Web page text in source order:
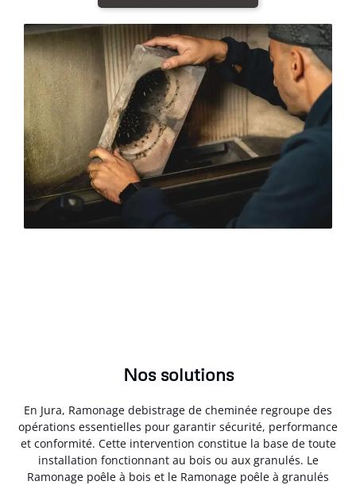
Nos solutions
En Jura, Ramonage debistrage de cheminée regroupe des
opérations essentielles pour garantir sécurité, performance
et conformité. Cette intervention constitue la base de toute
installation fonctionnant au bois ou aux granulés. Le
Ramonage poêle à bois et le Ramonage poêle à granulés